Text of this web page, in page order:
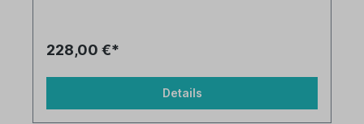
228,00 €*
Details